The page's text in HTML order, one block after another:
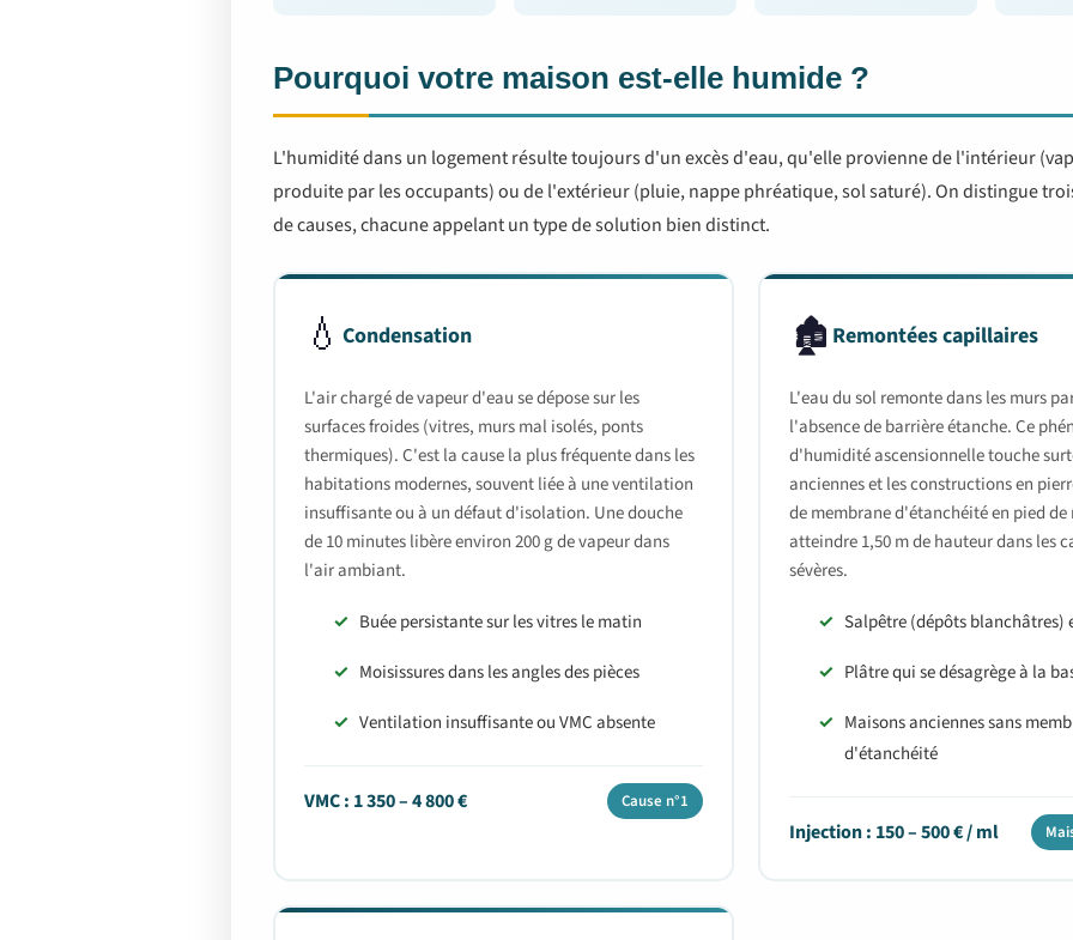
Pourquoi votre maison est-elle humide ?
L'humidité dans un logement résulte toujours d'un excès d'eau, qu'elle provienne de l'intérieur
produite par les occupants) ou de l'extérieur (pluie, nappe phréatique, sol saturé). On distingue
de causes, chacune appelant un type de solution bien distinct.
💧 Condensation
L'air chargé de vapeur d'eau se dépose sur les
surfaces froides (vitres, murs mal isolés, ponts
thermiques). C'est la cause la plus fréquente dans les
habitations modernes, souvent liée à une ventilation
insuffisante ou à un défaut d'isolation. Une douche
de 10 minutes libère environ 200 g de vapeur dans
l'air ambiant.
Buée persistante sur les vitres le matin
Moisissures dans les angles des pièces
Ventilation insuffisante ou VMC absente
VMC : 1 350 – 4 800 € Cause n°1
🏚️ Remontées capillaires
L'eau du sol remonte dans les murs
l'absence de barrière étanche. Ce
d'humidité ascensionnelle touche
anciennes et les constructions en
de membrane d'étanchéité en pied de
atteindre 1,50 m de hauteur dans les
sévères.
Salpêtre (dépôts blanchâtres)
Plâtre qui se désagrège à la
Maisons anciennes sans
d'étanchéité
Injection : 150 – 500 € / ml